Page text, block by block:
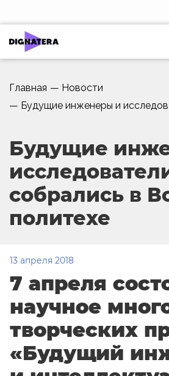
Главная — Новости
— Будущие инженеры и
Будущие
собрались в
политехе
13 апреля 2018
7 апреля
научное
творческих
«Будущий